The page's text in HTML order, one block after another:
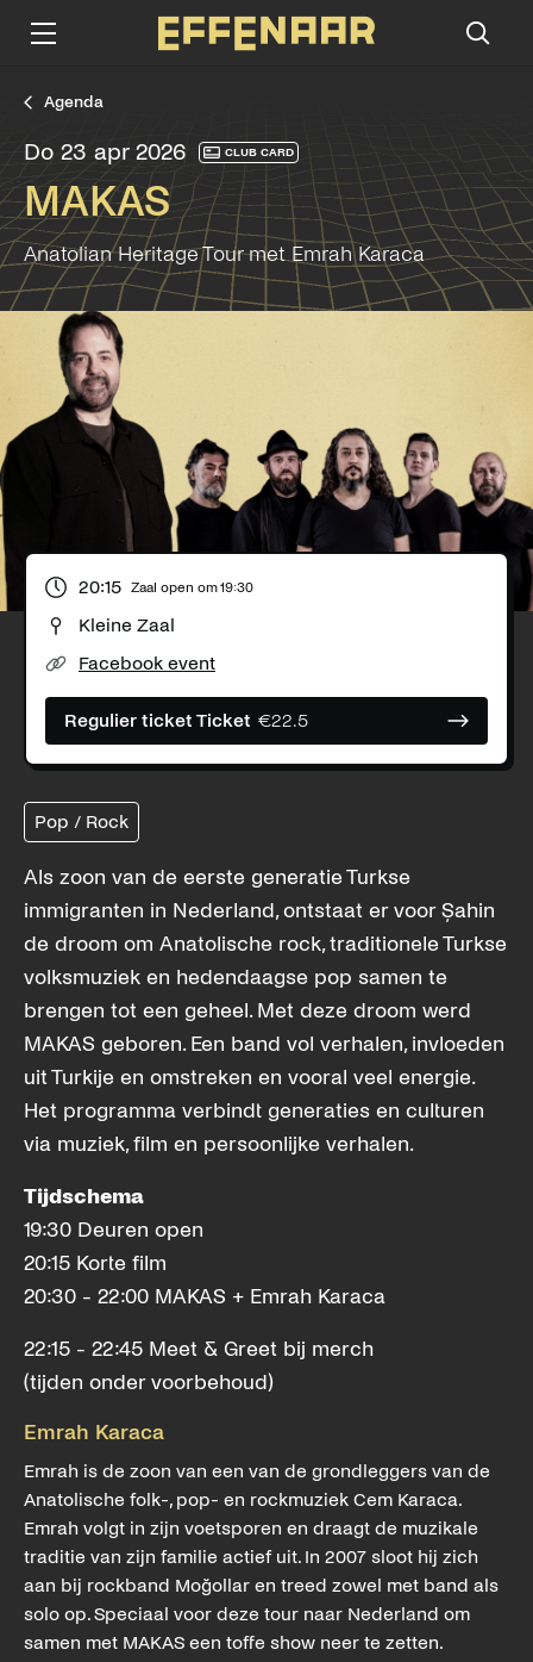
Agenda
do 23 apr 2026 CLUB CARD
MAKAS
Anatolian Heritage Tour met Emrah Karaca
20:15 Zaal open om19:30
Kleine Zaal
Facebook event
Regulier ticket Ticket €22.5
Pop / Rock
Als zoon van de eerste generatie Turkse
immigranten in Nederland, ontstaat er voor Șahin
de droom om Anatolische rock, traditionele Turkse
volksmuziek en hedendaagse pop samen te
brengen tot een geheel. Met deze droom werd
MAKAS geboren. Een band vol verhalen, invloeden
uit Turkije en omstreken en vooral veel energie.
Het programma verbindt generaties en culturen
via muziek, film en persoonlijke verhalen.
Tijdschema
19:30 Deuren open
20:15 Korte film
20:30 - 22:00 MAKAS + Emrah Karaca
22:15 - 22:45 Meet & Greet bij merch
(tijden onder voorbehoud)
Emrah Karaca
Emrah is de zoon van een van de grondleggers van de
Anatolische folk-, pop- en rockmuziek Cem Karaca.
Emrah volgt in zijn voetsporen en draagt de muzikale
traditie van zijn familie actief uit. In 2007 sloot hij zich
aan bij rockband Moğollar en treed zowel met band als
solo op. Speciaal voor deze tour naar Nederland om
samen met MAKAS een toffe show neer te zetten.